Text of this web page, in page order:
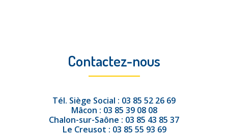
Contactez-nous
Tél. Siège Social : 03 85 52 26 69
Mâcon : 03 85 39 08 08
Chalon-sur-Saône : 03 85 43 85 37
Le Creusot : 03 85 55 93 69